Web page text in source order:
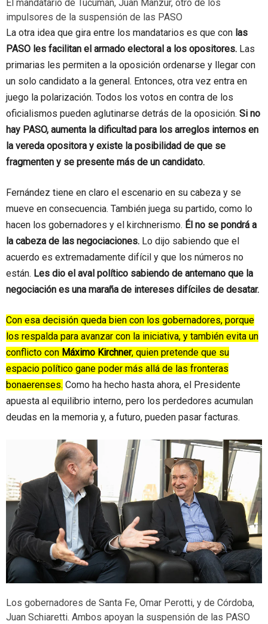
El mandatario de Tucumán, Juan Manzur, otro de los
impulsores de la suspensión de las PASO
La otra idea que gira entre los mandatarios es que con las
PASO les facilitan el armado electoral a los opositores. Las
primarias les permiten a la oposición ordenarse y llegar con
un solo candidato a la general. Entonces, otra vez entra en
juego la polarización. Todos los votos en contra de los
oficialismos pueden aglutinarse detrás de la oposición. Si no
hay PASO, aumenta la dificultad para los arreglos internos en
la vereda opositora y existe la posibilidad de que se
fragmenten y se presente más de un candidato.
Fernández tiene en claro el escenario en su cabeza y se
mueve en consecuencia. También juega su partido, como lo
hacen los gobernadores y el kirchnerismo. Él no se pondrá a
la cabeza de las negociaciones. Lo dijo sabiendo que el
acuerdo es extremadamente difícil y que los números no
están. Les dio el aval político sabiendo de antemano que la
negociación es una maraña de intereses difíciles de desatar.
Con esa decisión queda bien con los gobernadores, porque
los respalda para avanzar con la iniciativa, y también evita un
conflicto con Máximo Kirchner, quien pretende que su
espacio político gane poder más allá de las fronteras
bonaerenses. Como ha hecho hasta ahora, el Presidente
apuesta al equilibrio interno, pero los perdedores acumulan
deudas en la memoria y, a futuro, pueden pasar facturas.
Los gobernadores de Santa Fe, Omar Perotti, y de Córdoba,
Juan Schiaretti. Ambos apoyan la suspensión de las PASO